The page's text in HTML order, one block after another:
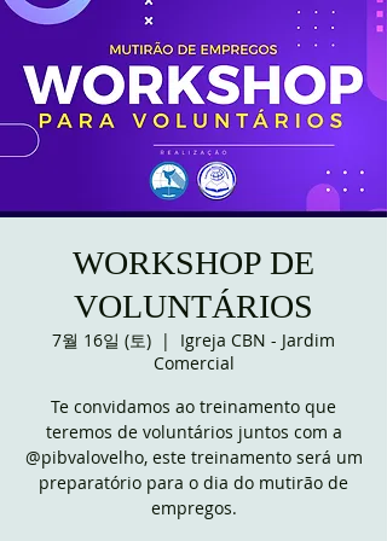
WORKSHOP DE
VOLUNTÁRIOS
7월 16일 (토)
  |
Igreja CBN - Jardim
Comercial
Te convidamos ao treinamento que
teremos de voluntários juntos com a
@pibvalovelho, este treinamento será um
preparatório para o dia do mutirão de
empregos.